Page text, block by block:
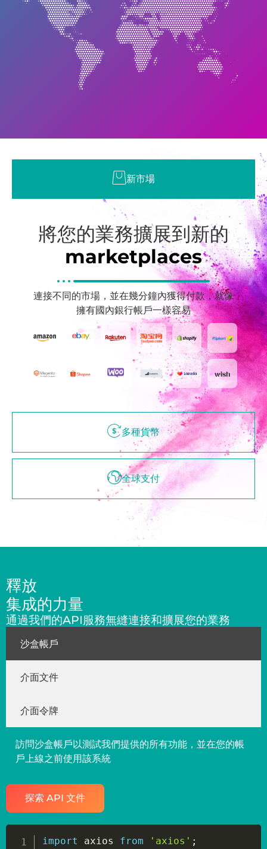
新市場
多種貨幣
全球支付
將您的業務擴展到新的
marketplaces
連接不同的市場，並在幾分鐘內獲得付款，就像
擁有國內銀行帳戶一樣容易
釋放
集成的力量
通過我們的API服務無縫連接和擴展您的業務
沙盒帳戶
介面文件
介面令牌
訪問沙盒帳戶以測試我們提供的所有功能，並在您的帳
戶上線之前使用該系統
探索 API 文件
import axios from 'axios' ;